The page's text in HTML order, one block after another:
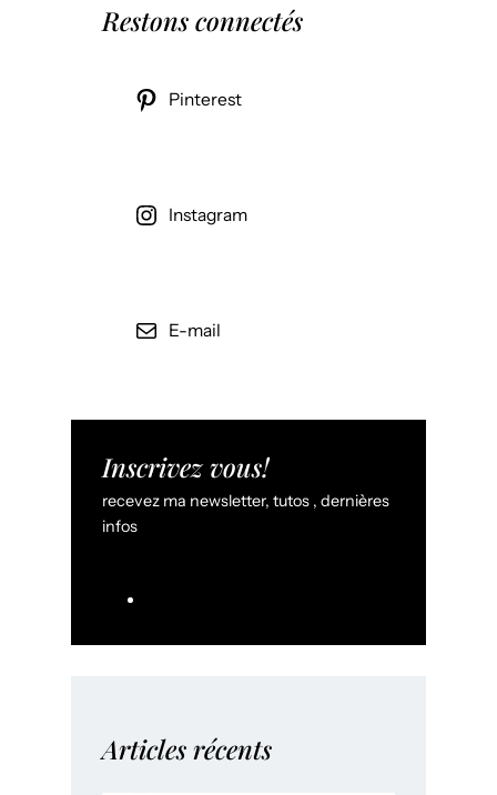
Restons connectés
Pinterest
Instagram
E-mail
Inscrivez vous!
recevez ma newsletter, tutos , dernières
infos
Articles récents